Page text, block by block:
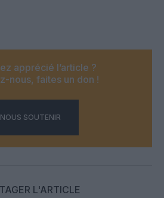
apprécié l’article ?
nous, faites un don !
NOUS SOUTENIR
L'ARTICLE